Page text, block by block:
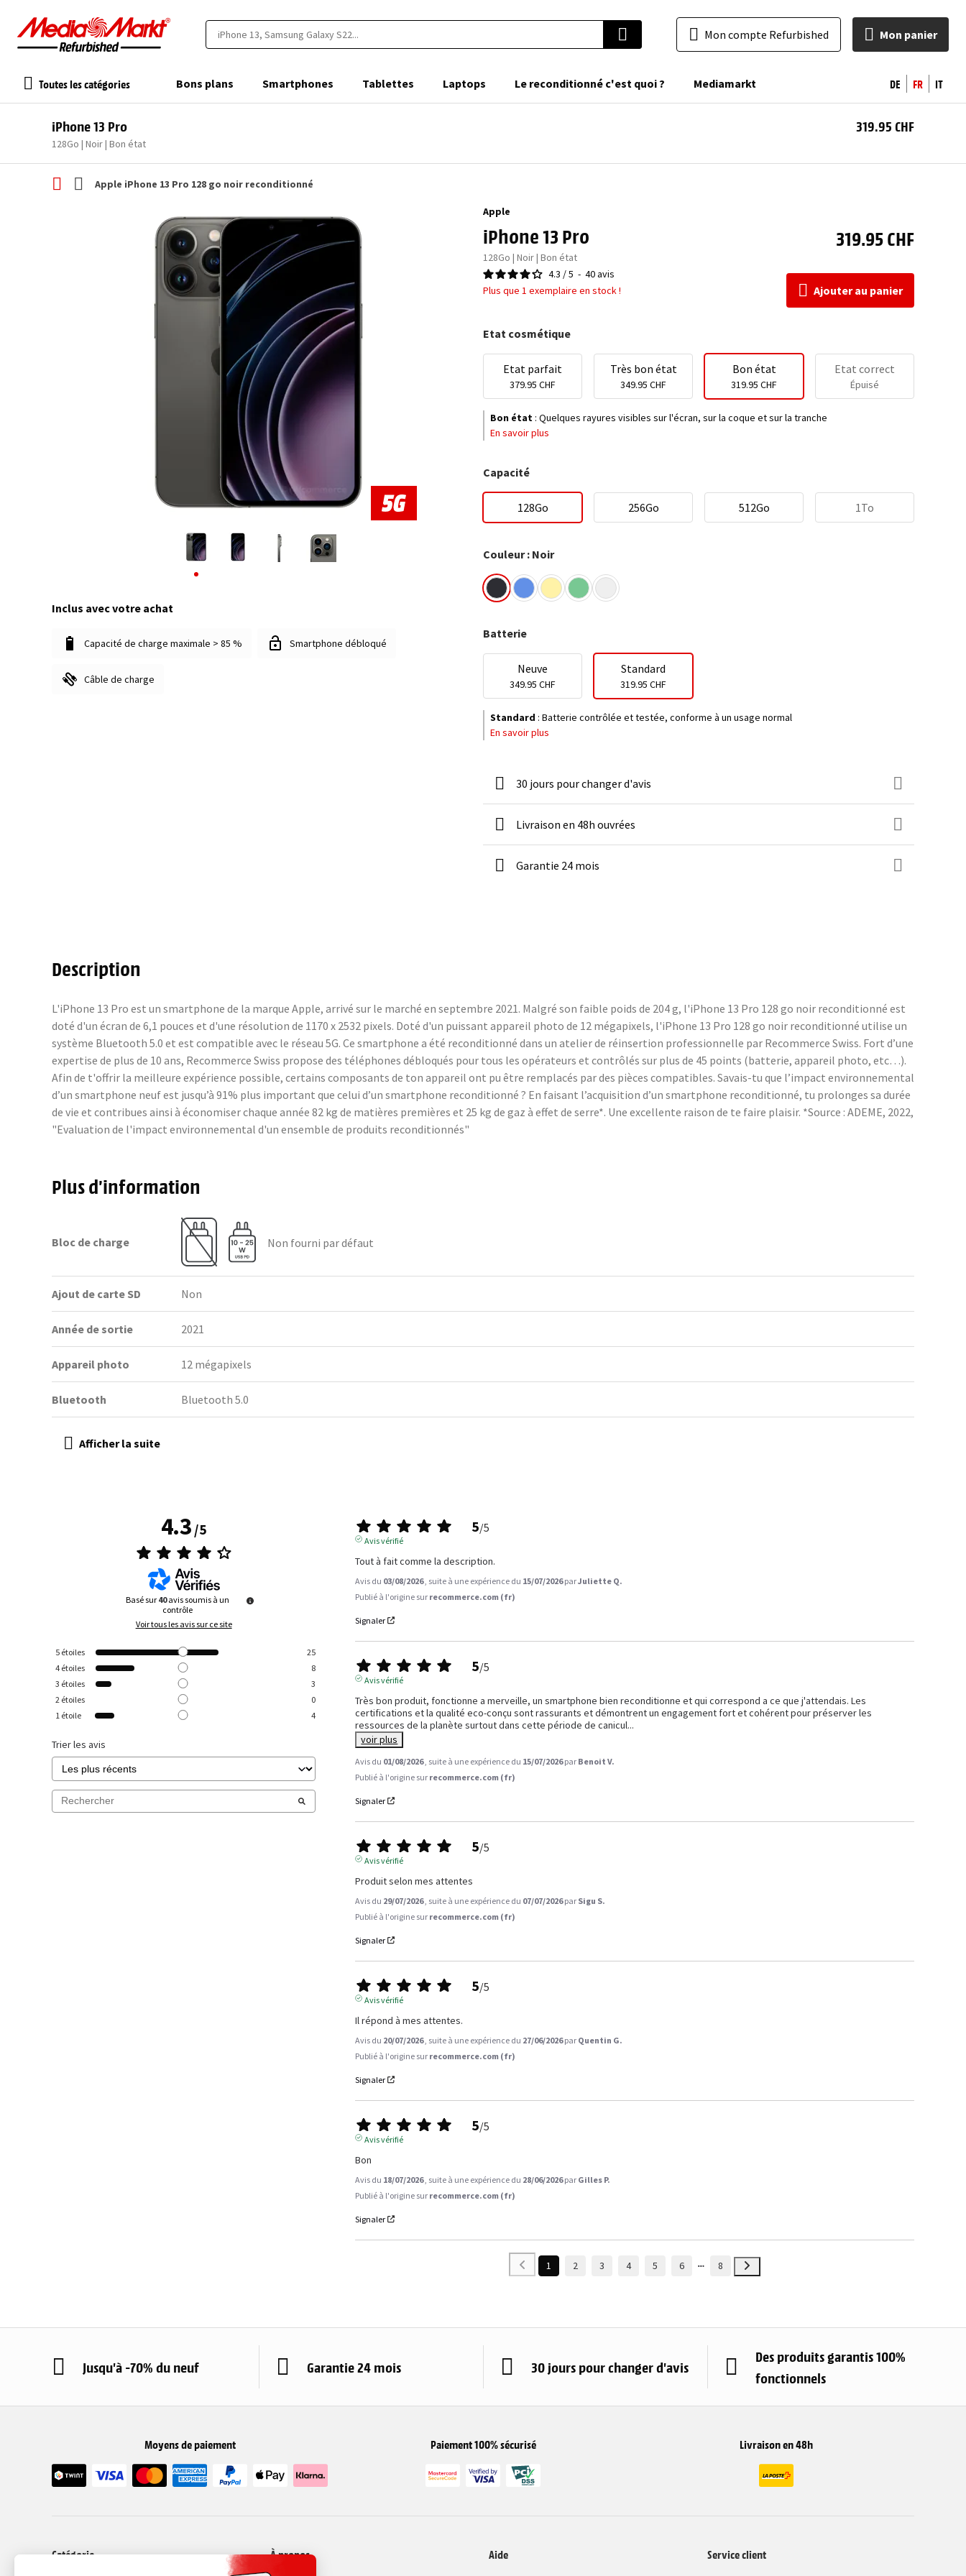
Mon compte Refurbished Mon panier
Toutes les catégories Bons plans Smartphones Tablettes Laptops Le reconditionné c'est quoi ? Mediamarkt DE FR IT
iPhone 13 Pro
128Go | Noir | Bon état
319.95 CHF
Apple iPhone 13 Pro 128 go noir reconditionné
Apple
iPhone 13 Pro
128Go | Noir | Bon état
4.3 /5 - 40avis
Plus que 1 exemplaire en stock !
Inclus avec votre achat
Capacité de charge maximale > 85 % Smartphone débloqué
Câble de charge
319.95 CHF
Ajouter au panier
Etat cosmétique
Etat parfait
379.95 CHF
Très bon état
349.95 CHF
Bon état
319.95 CHF
Etat correct
Épuisé
Bon état : Quelques rayures visibles sur l'écran, sur la coque et sur la tranche
En savoir plus
Capacité
128Go 256Go 512Go 1To
Couleur : Noir
Batterie
Neuve
349.95 CHF
Standard
319.95 CHF
Standard : Batterie contrôlée et testée, conforme à un usage normal
En savoir plus
30 jours pour changer d'avis
Livraison en 48h ouvrées
Garantie 24 mois
Description
L'iPhone 13 Pro est un smartphone de la marque Apple, arrivé sur le marché en septembre 2021. Malgré son faible poids de 204 g, l'iPhone 13 Pro 128 go noir reconditionné est
doté d'un écran de 6,1 pouces et d'une résolution de 1170 x 2532 pixels. Doté d'un puissant appareil photo de 12 mégapixels, l'iPhone 13 Pro 128 go noir reconditionné utilise un
système Bluetooth 5.0 et est compatible avec le réseau 5G. Ce smartphone a été reconditionné dans un atelier de réinsertion professionnelle par Recommerce Swiss. Fort d’une
expertise de plus de 10 ans, Recommerce Swiss propose des téléphones débloqués pour tous les opérateurs et contrôlés sur plus de 45 points (batterie, appareil photo, etc…).
Afin de t'offrir la meilleure expérience possible, certains composants de ton appareil ont pu être remplacés par des pièces compatibles. Savais-tu que l’impact environnemental
d’un smartphone neuf est jusqu’à 91% plus important que celui d’un smartphone reconditionné ? En faisant l’acquisition d’un smartphone reconditionné, tu prolonges sa durée
de vie et contribues ainsi à économiser chaque année 82 kg de matières premières et 25 kg de gaz à effet de serre*. Une excellente raison de te faire plaisir. *Source : ADEME, 2022,
"Evaluation de l'impact environnemental d'un ensemble de produits reconditionnés"
Plus d’information
Bloc de charge Non fourni par défaut
Ajout de carte SD Non
Année de sortie 2021
Appareil photo 12 mégapixels
Bluetooth Bluetooth 5.0
4.3/5
Basé sur 40 avis soumis à un
contrôle
Voir tous les avis sur ce site
5 étoiles
25
4 étoiles
8
3 étoiles
3
2 étoiles
0
1 étoile 4
Trier les avis
5/5
Avis vérifié
Tout à fait comme la description.
Avis du 03/08/2026 , suite à une expérience du 15/07/2026parJuliette Q.
Publié à l'origine sur recommerce.com (fr)
Signaler
5/5
Avis vérifié
Très bon produit, fonctionne a merveille, un smartphone bien reconditionne et qui correspond a ce que j'attendais. Les
certifications et la qualité eco-conçu sont rassurants et démontrent un engagement fort et cohérent pour préserver les
ressources de la planète surtout dans cette période de canicul...
voir plus
Avis du 01/08/2026 , suite à une expérience du 15/07/2026par Benoit V.
Publié à l'origine sur recommerce.com (fr)
Signaler
5/5
Avis vérifié
Produit selon mes attentes
Avis du 29/07/2026 , suite à une expérience du 07/07/2026par Sigu S.
Publié à l'origine sur recommerce.com (fr)
Signaler
5/5
Avis vérifié
Il répond à mes attentes.
Avis du 20/07/2026 , suite à une expérience du 27/06/2026par Quentin G.
Publié à l'origine sur recommerce.com (fr)
Signaler
5/5
Avis vérifié
Bon
Avis du 18/07/2026 , suite à une expérience du 28/06/2026par Gilles P.
Publié à l'origine sur recommerce.com (fr)
Signaler
1 2 3 4 5 6 8
Jusqu'à -70% du neuf Garantie 24 mois 30 jours pour changer d'avis
Des produits garantis 100%
fonctionnels
Moyens de paiement Paiement 100% sécurisé Livraison en 48h
Catégorie À propos Aide Service client